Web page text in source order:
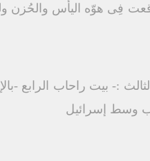
فِى هوّه اليأس والحُزن
:- بيت راحاب
وسط إسرائيل